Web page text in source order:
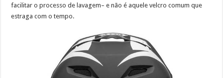
facilitar o processo de lavagem– e não é aquele velcro comum que
estraga com o tempo.